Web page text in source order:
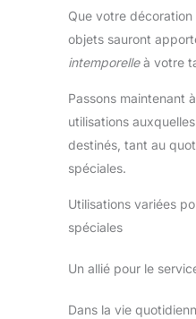
Que votre
objets sauront
intemporelleà votre
Passons maintenant
utilisations
destinés, tant au
spéciales.
Utilisations variées
spéciales
Un allié pour le
Dans la vie